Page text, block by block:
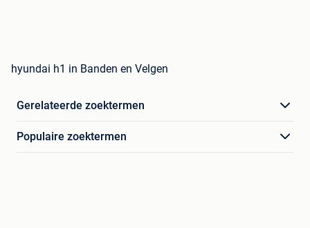
hyundai h1 in Banden en Velgen
Gerelateerde zoektermen
Populaire zoektermen